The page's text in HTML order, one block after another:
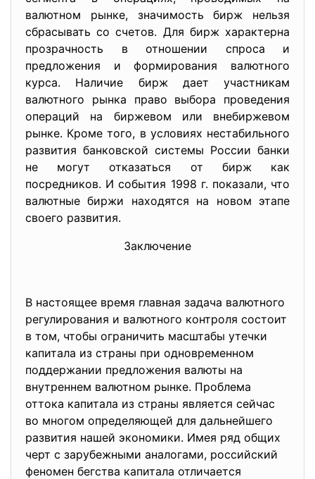
валютном рынке, значимость бирж нельзя
сбрасывать со счетов. Для бирж характерна
прозрачность в отношении спроса и
предложения и формирования валютного
курса. Наличие бирж дает участникам
валютного рынка право выбора проведения
операций на биржевом или внебиржевом
рынке. Кроме того, в условиях нестабильного
развития банковской системы России банки
не могут отказаться от бирж как
посредников. И события 1998 г. показали, что
валютные биржи находятся на новом этапе
своего развития.
Заключение
В настоящее время главная задача валютного
регулирования и валютного контроля состоит
в том, чтобы ограничить масштабы утечки
капитала из страны при одновременном
поддержании предложения валюты на
внутреннем валютном рынке. Проблема
оттока капитала из страны является сейчас
во многом определяющей для дальнейшего
развития нашей экономики. Имея ряд общих
черт с зарубежными аналогами, российский
феномен бегства капитала отличается